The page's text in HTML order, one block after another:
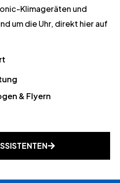
Klimageräten und
um die Uhr, direkt hier auf
& Flyern